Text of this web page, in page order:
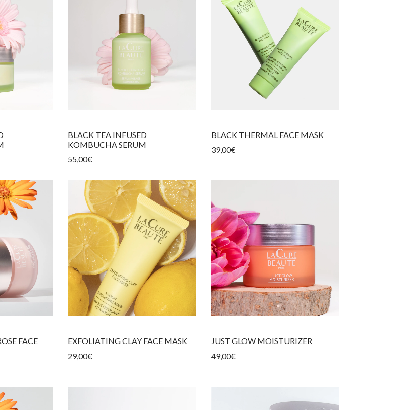
BLACK TEA INFUSED
KOMBUCHA SERUM
55,00€
BLACK THERMAL FACE MASK
39,00€
FACE
EXFOLIATING CLAY FACE MASK
29,00€
JUST GLOW MOISTURIZER
49,00€